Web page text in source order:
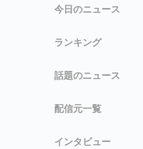
今日のニュース
ランキング
話題のニュース
配信元一覧
インタビュー